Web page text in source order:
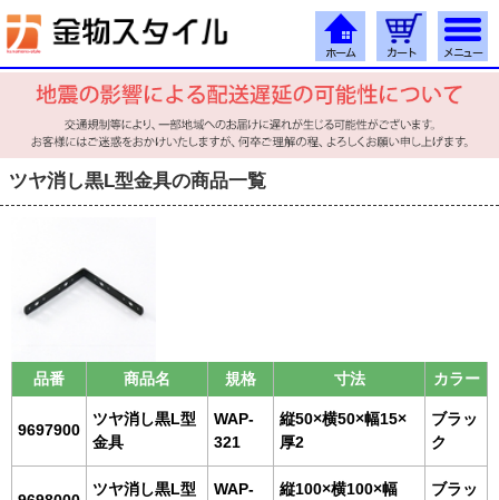
ツヤ消し黒L型金具の商品一覧
品番 商品名 規格 寸法 カラー
9697900
ツヤ消し黒L型
金具
WAP-
321
縦50×横50×幅15×
厚2
ブラッ
ク
ツヤ消し黒L型
WAP-
縦100×横100×幅
ブラッ